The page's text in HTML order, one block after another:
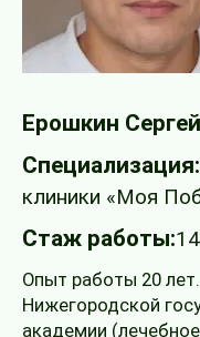
Ерошкин
Специализация:
клиники «Моя
Стаж работы:14
Опыт работы 20
Нижегородской
академии